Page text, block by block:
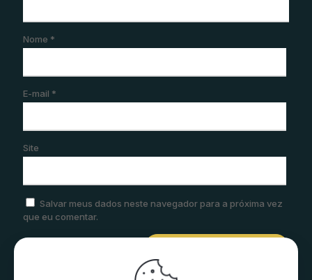
Nome *
E-mail *
Site
Salvar meus dados neste navegador para a próxima vez
que eu comentar.